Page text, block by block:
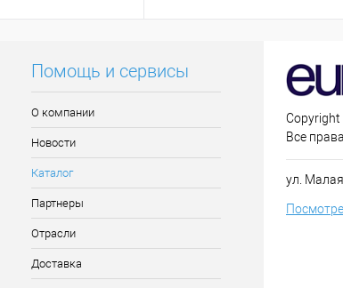
Помощь и сервисы
О компании
Новости
Каталог
Партнеры
Отрасли
Доставка
Copyright
Все
ул.